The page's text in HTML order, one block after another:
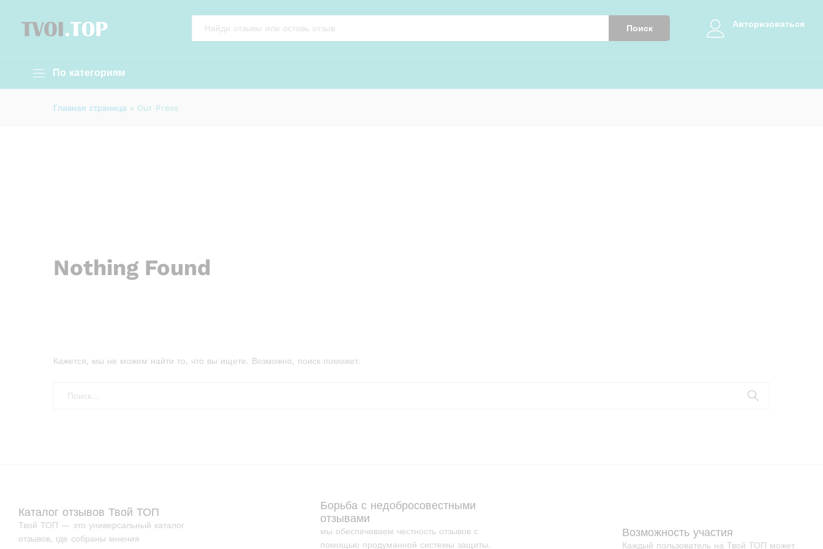
Поиск Авторизоваться
По категориям
Главная страница » Our Press
Nothing Found
Кажется, мы не можем найти то, что вы ищете. Возможно, поиск поможет.
Каталог отзывов Твой ТОП
Твой ТОП — это универсальный каталог
отзывов, где собраны мнения
Борьба с недобросовестными
отзывами
мы обеспечиваем честность отзывов с
помощью продуманной системы защиты.
Возможность участия
Каждый пользователь на Твой ТОП может